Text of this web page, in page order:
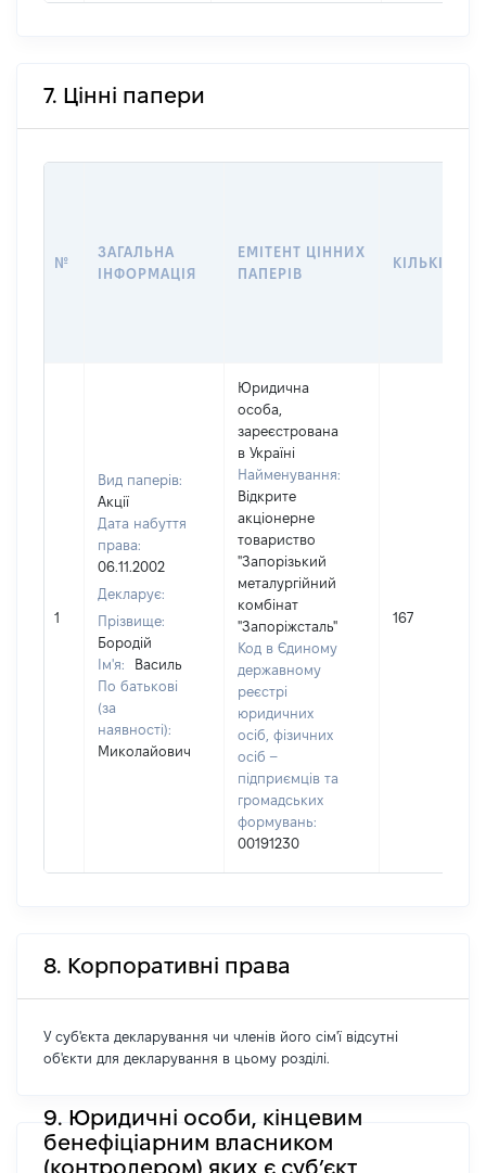
7. Цінні папери
№
ЗАГАЛЬНА
ІНФОРМАЦІЯ
ЕМІТЕНТ ЦІННИХ
ПАПЕРІВ
КІЛЬКІСТЬ
1
Вид паперів:
Акції
Дата набуття
права:
06.11.2002
Декларує:
Прізвище:
Бородій
Ім'я:
Василь
По батькові
(за
наявності):
Миколайович
Юридична
особа,
зареєстрована
в Україні
Найменування:
Відкрите
акціонерне
товариство
"Запорізький
металургійний
комбінат
"Запоріжсталь"
Код в Єдиному
державному
реєстрі
юридичних
осіб, фізичних
осіб –
підприємців та
громадських
формувань:
00191230
167
8. Корпоративні права
У суб'єкта декларування чи членів його сім'ї відсутні
об'єкти для декларування в цьому розділі.
9. Юридичні особи, кінцевим
бенефіціарним власником
(контролером) яких є суб’єкт